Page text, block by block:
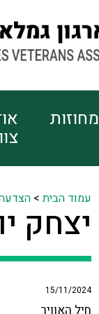
מחוזות
עמוד הבית>
יצחק
15/11/2024
חיל האוויר